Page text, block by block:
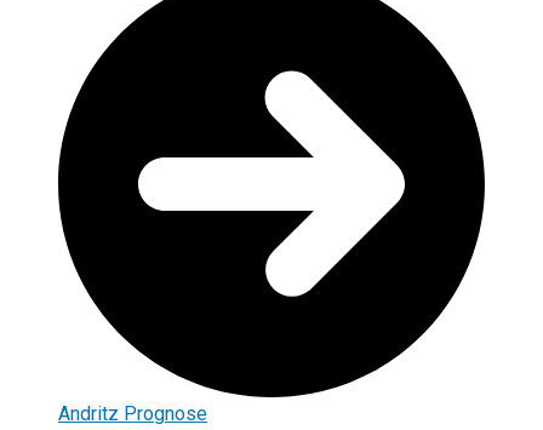
Andritz Prognose